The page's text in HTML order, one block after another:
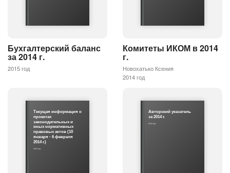
Бухгалтерский баланс
за 2014 г.
2015 год
Комитеты ИКОМ в 2014
г.
Новохатько Ксения
2014 год
Текущая информация о
проектах
законодательных и
иных нормативных
правовых актов (10
января - 6 февраля
2014 г.)
2014 год
Авторский указатель
за 2014 г.
2014 год